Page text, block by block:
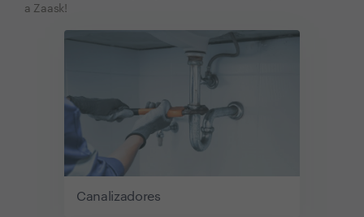
a Zaask!
Canalizadores